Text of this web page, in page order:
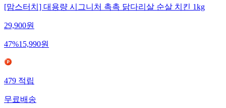
[맘스터치] 대용량 시그니처 촉촉 닭다리살 순살 치킨 1kg
29,900원
47%15,990원
479적립
무료배송